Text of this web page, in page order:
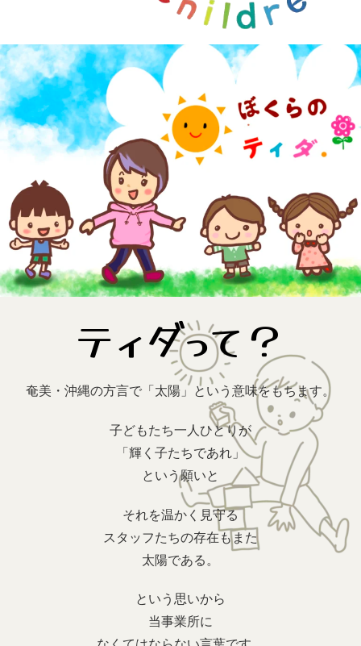
ティダって？
奄美・沖縄の方言で「太陽」という意味をもちます。
子どもたち一人ひとりが
「輝く子たちであれ」
という願いと
それを温かく見守る
スタッフたちの存在もまた
太陽である。
という思いから
当事業所に